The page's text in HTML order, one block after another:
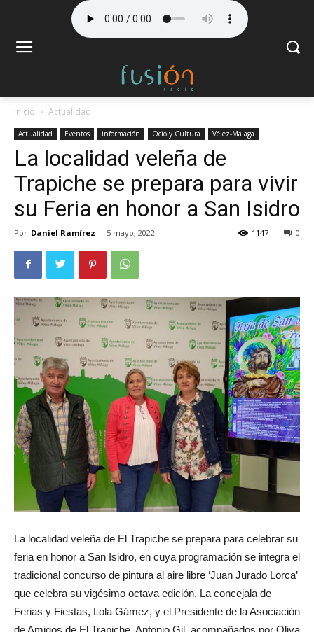
Inicio Actualidad
Actualidad Eventos información Ocio y Cultura Vélez-Málaga
La localidad veleña de
Trapiche se prepara para vivir
su Feria en honor a San Isidro
Por Daniel Ramírez - 5 mayo, 2022 0
1147
La localidad veleña de El Trapiche se prepara para celebrar su
feria en honor a San Isidro, en cuya programación se integra el
tradicional concurso de pintura al aire libre ‘Juan Jurado Lorca’
que celebra su vigésimo octava edición. La concejala de
Ferias y Fiestas, Lola Gámez, y el Presidente de la Asociación
de Amigos de El Trapiche, Antonio Gil, acompañados por Oliva